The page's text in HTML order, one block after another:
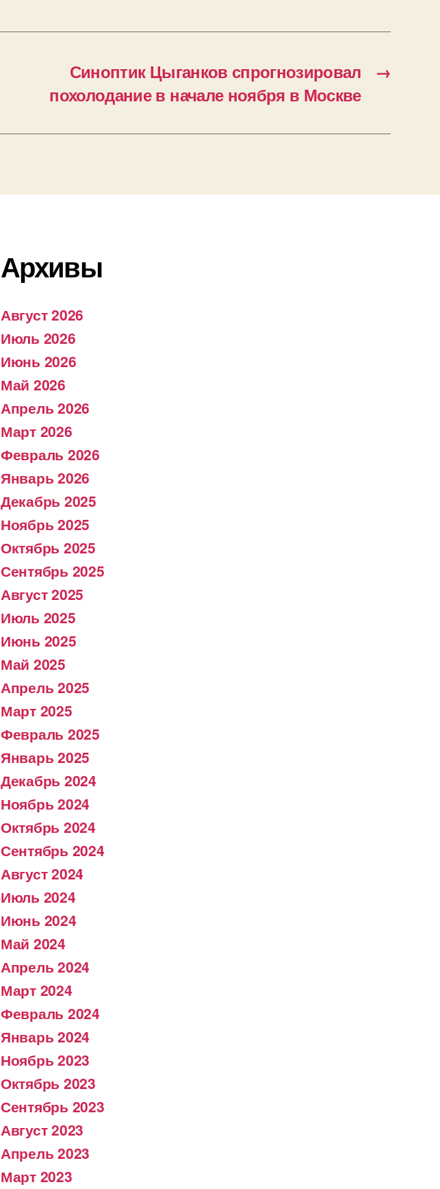
→
Синоптик Цыганков спрогнозировал
похолодание в начале ноября в Москве
Архивы
Август 2026
Июль 2026
Июнь 2026
Май 2026
Апрель 2026
Март 2026
Февраль 2026
Январь 2026
Декабрь 2025
Ноябрь 2025
Октябрь 2025
Сентябрь 2025
Август 2025
Июль 2025
Июнь 2025
Май 2025
Апрель 2025
Март 2025
Февраль 2025
Январь 2025
Декабрь 2024
Ноябрь 2024
Октябрь 2024
Сентябрь 2024
Август 2024
Июль 2024
Июнь 2024
Май 2024
Апрель 2024
Март 2024
Февраль 2024
Январь 2024
Ноябрь 2023
Октябрь 2023
Сентябрь 2023
Август 2023
Апрель 2023
Март 2023